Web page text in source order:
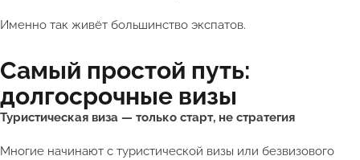
Именно так живёт большинство экспатов.
Самый простой путь:
долгосрочные визы
Туристическая виза — только старт, не стратегия
Многие начинают с туристической визы или безвизового